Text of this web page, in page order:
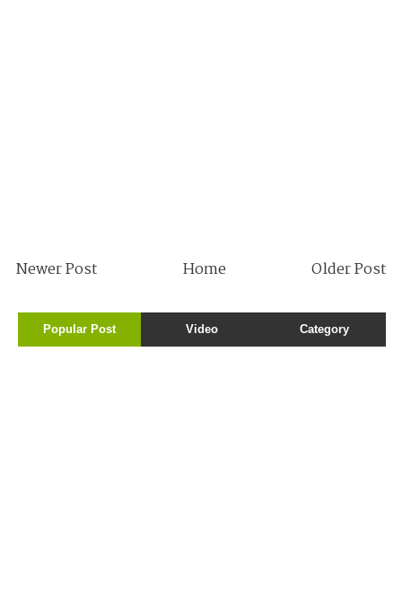
Newer Post Older Post
Home
Popular Post Video Category